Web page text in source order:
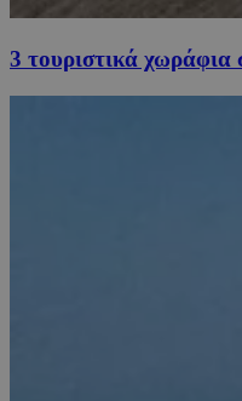
3 τουριστικά